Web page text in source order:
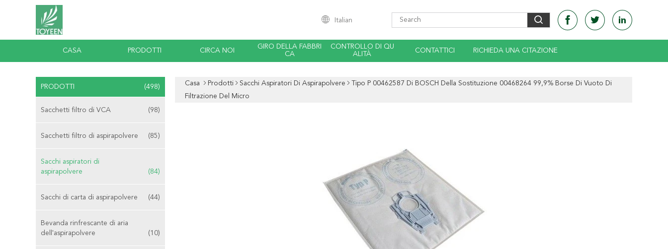
Italian
CASA PRODOTTI CIRCA NOI
GIRO DELLA FABBRI
CA
CONTROLLO DI QU
ALITÀ
CONTATTICI RICHIEDA UNA CITAZIONE
PRODOTTI (498)
Sacchetti filtro di VCA (98)
Sacchetti filtro di aspirapolvere (85)
Sacchi aspiratori di
aspirapolvere
(84)
Sacchi di carta di aspirapolvere (44)
Bevanda rinfrescante di aria
dell'aspirapolvere
(10)
Casa Prodotti Sacchi Aspiratori Di Aspirapolvere
Tipo P 00462587 Di BOSCH Della Sostituzione 00468264 99,9% Borse Di Vuoto Di
Filtrazione Del Micro